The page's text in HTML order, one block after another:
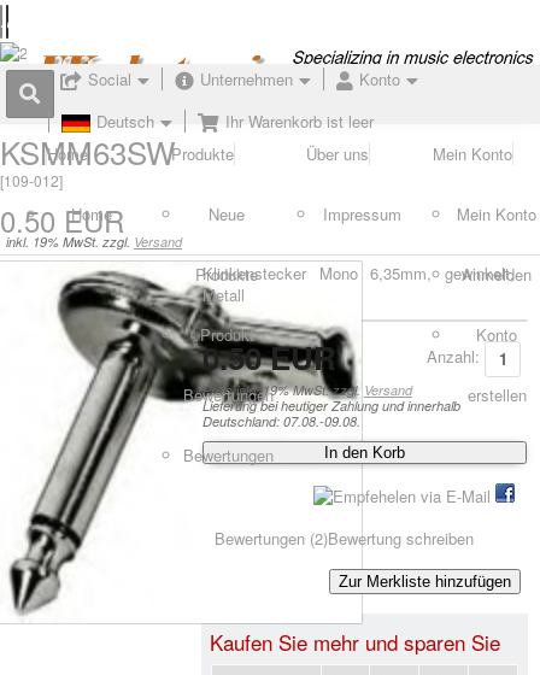
Social Unternehmen
Konto
Deutsch
Ihr Warenkorb ist leer
Home
Home
Produkte
Neue
Produkte
Produkt
Bewertungen
Bewertungen
Über uns
Impressum
Mein Konto
Mein Konto
Anmelden
Konto
erstellen
KSMM63SW
[109-012]
0.50 EUR
inkl. 19% MwSt. zzgl. Versand
Klinkenstecker Mono 6,35mm, gewinkelt,
Metall
Anzahl:
0.50 EUR
Preis inkl. 19% MwSt. zzgl. Versand
Lieferung bei heutiger Zahlung und innerhalb
Deutschland: 07.08.-09.08.
In den Korb
Bewertungen (2)Bewertung schreiben
Zur Merkliste hinzufügen
Kaufen Sie mehr und sparen Sie